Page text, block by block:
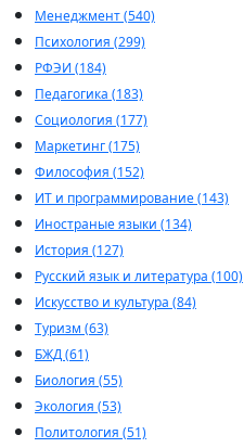
Менеджмент (540)
Психология (299)
РФЭИ (184)
Педагогика (183)
Социология (177)
Маркетинг (175)
Философия (152)
ИТ и программирование (143)
Иностраные языки (134)
История (127)
Русский язык и литература (100)
Искусство и культура (84)
Туризм (63)
БЖД (61)
Биология (55)
Экология (53)
Политология (51)